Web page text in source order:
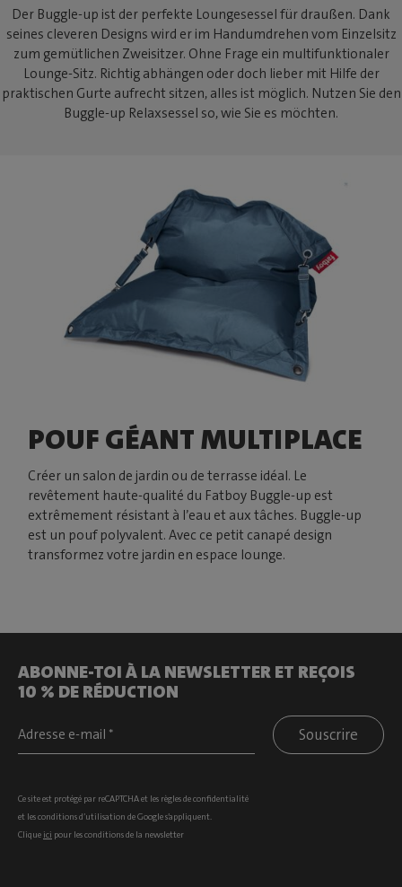
Der Buggle-up ist der perfekte Loungesessel für draußen. Dank
seines cleveren Designs wird er im Handumdrehen vom Einzelsitz
zum gemütlichen Zweisitzer. Ohne Frage ein multifunktionaler
Lounge-Sitz. Richtig abhängen oder doch lieber mit Hilfe der
praktischen Gurte aufrecht sitzen, alles ist möglich. Nutzen Sie den
Buggle-up Relaxsessel so, wie Sie es möchten.
POUF GÉANT MULTIPLACE
Créer un salon de jardin ou de terrasse idéal. Le
revêtement haute-qualité du Fatboy Buggle-up est
extrêmement résistant à l’eau et aux tâches. Buggle-up
est un pouf polyvalent. Avec ce petit canapé design
transformez votre jardin en espace lounge.
ABONNE-TOI À LA NEWSLETTER ET REÇOIS
10 % DE RÉDUCTION
Souscrire
Ce site est protégé par reCAPTCHA et les règles de confidentialité
et lesconditions d’utilisation de Google s’appliquent.
Clique ici pour les conditions de la newsletter